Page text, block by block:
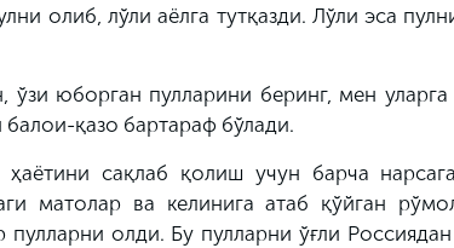
олиб, лўли аёлга тутқазди. Лўли эса
ўзи юборган пулларини беринг, мен
балои-қазо бартараф бўлади.
сақлаб қолиш учун барча
матолар ва келинига атаб қўйган
пулларни олди. Бу пулларни ўғли